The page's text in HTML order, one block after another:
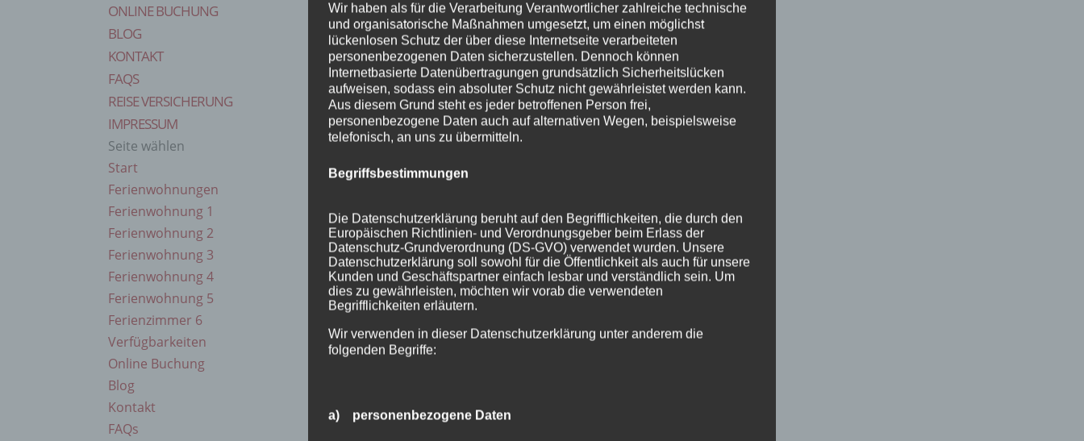
ONLINE BUCHUNG
BLOG
KONTAKT
FAQS
REISE VERSICHERUNG
IMPRESSUM
Seite wählen
Start
Ferienwohnungen
Ferienwohnung 1
Ferienwohnung 2
Ferienwohnung 3
Ferienwohnung 4
Ferienwohnung 5
Ferienzimmer 6
Verfügbarkeiten
Online Buchung
Blog
Kontakt
FAQs
Wir haben als für die Verarbeitung Verantwortlicher zahlreiche technische
und organisatorische Maßnahmen umgesetzt, um einen möglichst
lückenlosen Schutz der über diese Internetseite verarbeiteten
personenbezogenen Daten sicherzustellen. Dennoch können
Internetbasierte Datenübertragungen grundsätzlich Sicherheitslücken
aufweisen, sodass ein absoluter Schutz nicht gewährleistet werden kann.
Aus diesem Grund steht es jeder betroffenen Person frei,
personenbezogene Daten auch auf alternativen Wegen, beispielsweise
telefonisch, an uns zu übermitteln.
Begriffsbestimmungen
Die Datenschutzerklärung beruht auf den Begrifflichkeiten, die durch den
Europäischen Richtlinien- und Verordnungsgeber beim Erlass der
Datenschutz-Grundverordnung (DS-GVO) verwendet wurden. Unsere
Datenschutzerklärung soll sowohl für die Öffentlichkeit als auch für unsere
Kunden und Geschäftspartner einfach lesbar und verständlich sein. Um
dies zu gewährleisten, möchten wir vorab die verwendeten
Begrifflichkeiten erläutern.
Wir verwenden in dieser Datenschutzerklärung unter anderem die
folgenden Begriffe:
a) personenbezogene Daten